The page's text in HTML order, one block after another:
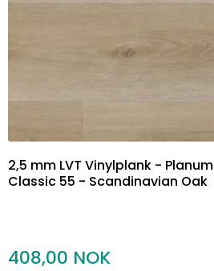
2,5 mm LVT Vinylplank - Planum
Classic 55 - Scandinavian Oak
408,00